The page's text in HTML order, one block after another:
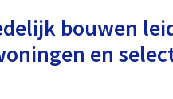
bouwen
en